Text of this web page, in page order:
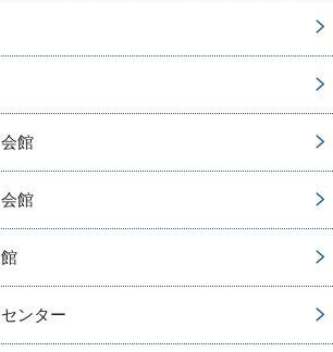
館
館
ンター